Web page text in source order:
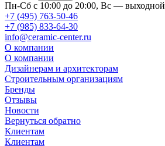
Пн-Сб с 10:00 до 20:00, Вс — выходной
+7 (495) 763-50-46
+7 (985) 833-64-30
info@ceramic-center.ru
О компании
О компании
Дизайнерам и архитекторам
Строительным организациям
Бренды
Отзывы
Новости
Вернуться обратно
Клиентам
Клиентам